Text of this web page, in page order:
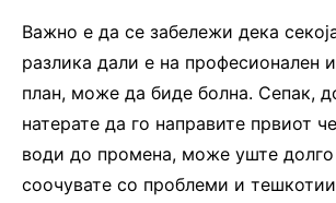
Важно е да се забележи дека
разлика дали е на професионален
план, може да биде болна. Сепак,
натерате да го направите првиот
води до промена, може уште
соочувате со проблеми и